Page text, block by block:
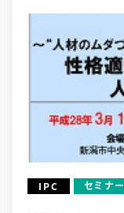
IPC セミナー